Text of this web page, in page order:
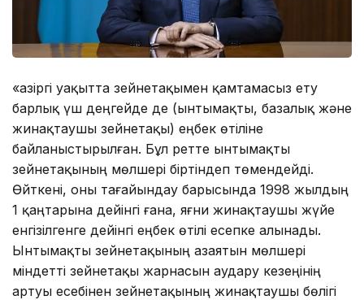
«Қазіргі уақытта зейнетақымен қамтамасыз ету
барлық үш деңгейде де (ынтымақты, базалық және
жинақтаушы зейнетақы) еңбек өтіліне
байланыстырылған. Бұл ретте ынтымақты
зейнетақының мөлшері біртіндеп төмендейді.
Өйткені, оны тағайындау барысында 1998 жылдың
1 қаңтарына дейінгі ғана, яғни жинақтаушы жүйе
енгізілгенге дейінгі еңбек өтілі есепке алынады.
Ынтымақты зейнетақының азаятын мөлшері
міндетті зейнетақы жарнасын аудару кезеңінің
артуы есебінен зейнетақының жинақтаушы бөлігі